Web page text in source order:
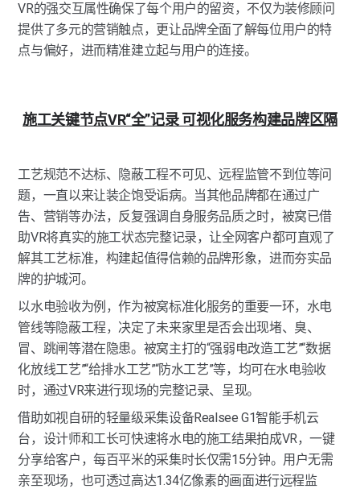
VR的强交互属性确保了每个用户的留资，不仅为装修顾问
提供了多元的营销触点，更让品牌全面了解每位用户的特
点与偏好，进而精准建立起与用户的连接。
施工关键节点VR“全”记录 可视化服务构建品牌区隔
工艺规范不达标、隐蔽工程不可见、远程监管不到位等问
题，一直以来让装企饱受诟病。当其他品牌都在通过广
告、营销等办法，反复强调自身服务品质之时，被窝已借
助VR将真实的施工状态完整记录，让全网客户都可直观了
解其工艺标准，构建起值得信赖的品牌形象，进而夯实品
牌的护城河。
以水电验收为例，作为被窝标准化服务的重要一环，水电
管线等隐蔽工程，决定了未来家里是否会出现堵、臭、
冒、跳闸等潜在隐患。被窝主打的“强弱电改造工艺”“数据
化放线工艺”“给排水工艺”“防水工艺”等，均可在水电验收
时，通过VR来进行现场的完整记录、呈现。
借助如视自研的轻量级采集设备Realsee G1智能手机云
台，设计师和工长可快速将水电的施工结果拍成VR，一键
分享给客户，每百平米的采集时长仅需15分钟。用户无需
亲至现场，也可透过高达1.34亿像素的画面进行远程监